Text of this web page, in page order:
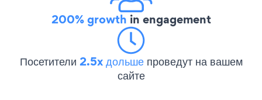
200% growth in engagement
Посетители 2.5x дольше проведут на вашем
сайте